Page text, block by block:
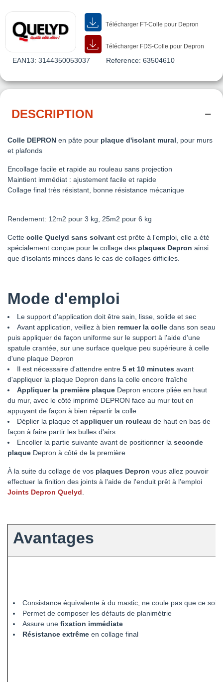
Télécharger FT-Colle pour Depron
Télécharger FDS-Colle pour Depron
EAN13: 3144350053037 Reference: 63504610
DESCRIPTION
Colle DEPRON en pâte pour plaque d'isolant mural , pour murs
et plafonds
Encollage facile et rapide au rouleau sans projection
Maintient immédiat : ajustement facile et rapide
Collage final très résistant, bonne résistance mécanique
Rendement: 12m2 pour 3 kg, 25m2 pour 6 kg
Cette colle Quelyd sans solvant est prête à l'emploi, elle a été
spécialement conçue pour le collage des plaques Depron ainsi
que d'isolants minces dans le cas de collages difficiles.
Mode d'emploi
Le support d'application doit être sain, lisse, solide et sec
Avant application, veillez à bien remuer la colle dans son seau
puis appliquer de façon uniforme sur le support à l'aide d'une
spatule crantée, sur une surface quelque peu supérieure à celle
d'une plaque Depron
Il est nécessaire d'attendre entre 5 et 10 minutes avant
d'appliquer la plaque Depron dans la colle encore fraîche
Appliquer la première plaque Depron encore pliée en haut
du mur, avec le côté imprimé DEPRON face au mur tout en
appuyant de façon à bien répartir la colle
Déplier la plaque et appliquer un rouleau de haut en bas de
façon à faire partir les bulles d'airs
Encoller la partie suivante avant de positionner la seconde
plaque Depron à côté de la première
À la suite du collage de vos plaques Depron vous allez pouvoir
effectuer la finition des joints à l'aide de l'enduit prêt à l'emploi
Joints Depron Quelyd
Avantages
Consistance équivalente à du mastic, ne coule pas que ce soit
Permet de composer les défauts de planimétrie
Assure une fixation immédiate
Résistance extrême en collage final